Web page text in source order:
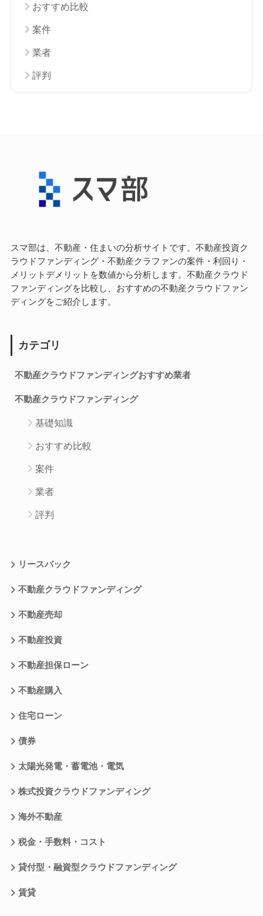
おすすめ比較
案件
業者
評判
スマ部は、不動産・住まいの分析サイトです。不動産投資ク
ラウドファンディング・不動産クラファンの案件・利回り・
メリットデメリットを数値から分析します。不動産クラウド
ファンディングを比較し、おすすめの不動産クラウドファン
ディングをご紹介します。
カテゴリ
不動産クラウドファンディングおすすめ業者
不動産クラウドファンディング
基礎知識
おすすめ比較
案件
業者
評判
リースバック
不動産クラウドファンディング
不動産売却
不動産投資
不動産担保ローン
不動産購入
住宅ローン
債券
太陽光発電・蓄電池・電気
株式投資クラウドファンディング
海外不動産
税金・手数料・コスト
貸付型・融資型クラウドファンディング
賃貸